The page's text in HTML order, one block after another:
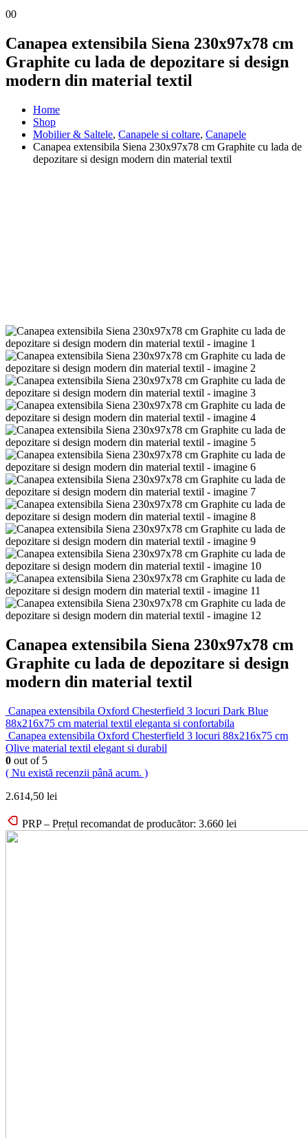
00
Canapea extensibila Siena 230x97x78 cm
Graphite cu lada de depozitare si design
modern din material textil
Home
Shop
Mobilier & Saltele, Canapele si coltare, Canapele
Canapea extensibila Siena 230x97x78 cm Graphite cu lada de
depozitare si design modern din material textil
Canapea extensibila Siena 230x97x78 cm
Graphite cu lada de depozitare si design
modern din material textil
Canapea extensibila Oxford Chesterfield 3 locuri Dark Blue
88x216x75 cm material textil eleganta si confortabila
Canapea extensibila Oxford Chesterfield 3 locuri 88x216x75 cm
Olive material textil elegant si durabil
0 out of 5
( Nu există recenzii până acum. )
2.614,50 lei
PRP – Prețul recomandat de producător: 3.660 lei